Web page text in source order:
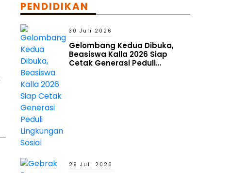
PENDIDIKAN
30 Juli 2026
Gelombang Kedua Dibuka,
Beasiswa Kalla 2026 Siap
Cetak Generasi Peduli
29 Juli 2026